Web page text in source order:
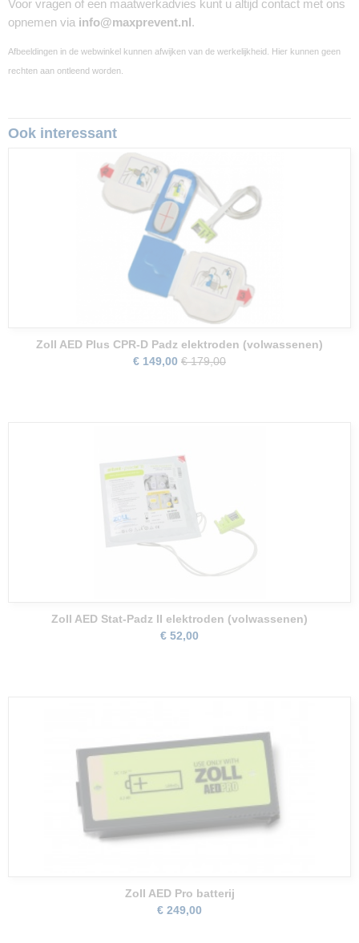
Voor vragen of een maatwerkadvies kunt u altijd contact met ons
opnemen via info@maxprevent.nl .
Afbeeldingen in de webwinkel kunnen afwijken van de werkelijkheid. Hier kunnen geen
rechten aan ontleend worden.
Ook interessant
Zoll AED Plus CPR-D Padz elektroden (volwassenen)
€ 149,00 € 179,00
Zoll AED Stat-Padz II elektroden (volwassenen)
€ 52,00
Zoll AED Pro batterij
€ 249,00